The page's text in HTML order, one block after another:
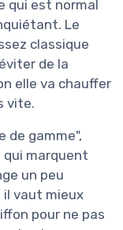
qui est normal
Le
classique
de la
elle va chauffer
vite.
de gamme",
qui marquent
un peu
il vaut mieux
pour ne pas